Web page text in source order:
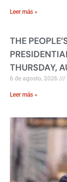
Leer más »
THE
THURSDAY,
6 de agosto, 2026
Leer más »